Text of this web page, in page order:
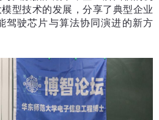
型技术的发展，分享了典型企业
驾驶芯片与算法协同演进的新方